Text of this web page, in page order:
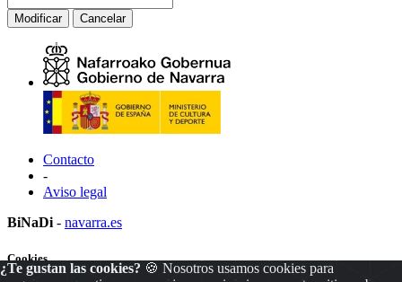
Modificar Cancelar
Contacto
-
Aviso legal
BiNaDi - navarra.es
¿Te gustan las cookies? 🍪 Nosotros usamos cookies para
Cookies